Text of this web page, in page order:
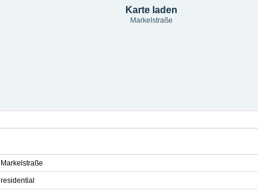
Karte laden
Markelstraße
Markelstraße
residential